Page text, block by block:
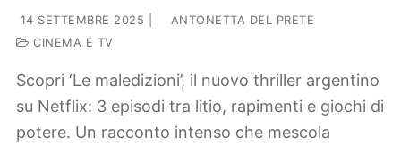
14 SETTEMBRE 2025
ANTONETTA DEL PRETE
CINEMA E TV
Scopri ‘Le maledizioni’, il nuovo thriller argentino
su Netflix: 3 episodi tra litio, rapimenti e giochi di
potere. Un racconto intenso che mescola